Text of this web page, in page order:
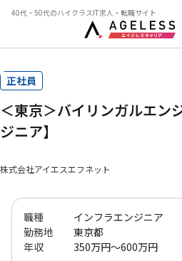
40代・50代のハイクラスIT求人・転職サイト
正社員
＜東京＞バイリンガルエン
ジニア】
株式会社アイエスエフネット
職種
インフラエンジニア
勤務地
東京都
年収
350万円～600万円